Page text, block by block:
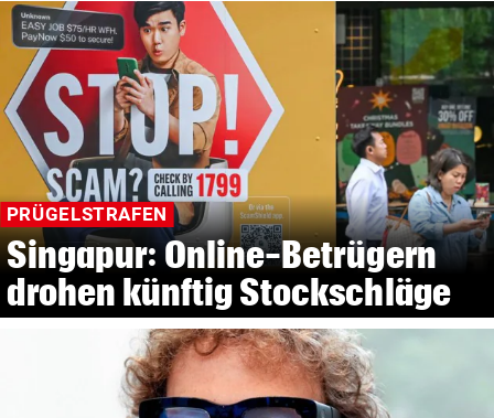
PRÜGELSTRAFEN
Singapur: Online-Betrügern
drohen künftig Stockschläge